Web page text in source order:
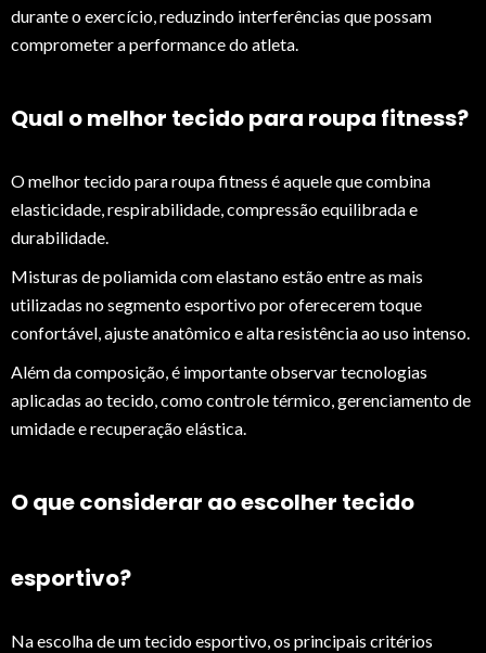
durante o exercício, reduzindo interferências que possam
comprometer a performance do atleta.
Qual o melhor tecido para roupa fitness?
O melhor tecido para roupa fitness é aquele que combina
elasticidade, respirabilidade, compressão equilibrada e
durabilidade.
Misturas de poliamida com elastano estão entre as mais
utilizadas no segmento esportivo por oferecerem toque
confortável, ajuste anatômico e alta resistência ao uso intenso.
Além da composição, é importante observar tecnologias
aplicadas ao tecido, como controle térmico, gerenciamento de
umidade e recuperação elástica.
O que considerar ao escolher tecido
esportivo?
Na escolha de um tecido esportivo, os principais critérios